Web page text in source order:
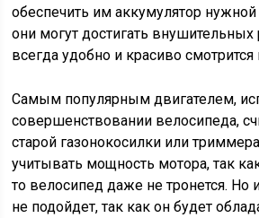
обеспечить им аккумулятор
они могут достигать внушительных
всегда удобно и красиво
Самым популярным двигателем,
совершенствовании велосипеда,
старой газонокосилки или
учитывать мощность мотора, так
то велосипед даже не тронется.
не подойдет, так как он будет